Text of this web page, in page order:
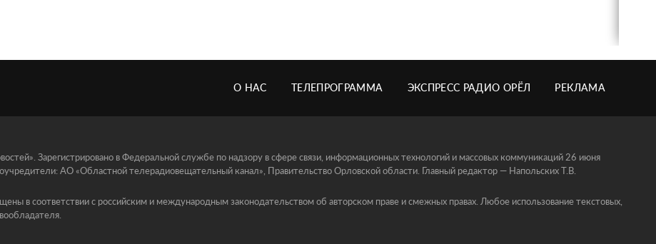
О НАС ТЕЛЕПРОГРАММА ЭКСПРЕСС РАДИО ОРЁЛ РЕКЛАМА
Зарегистрировано в Федеральной службе по надзору в сфере связи, информационных технологий и массовых коммуникаций 26 июня
АО «Областной телерадиовещательный канал», Правительство Орловской области. Главный редактор — Напольских Т.В.
в соответствии с российским и международным законодательством об авторском праве и смежных правах. Любое использование текстовых,